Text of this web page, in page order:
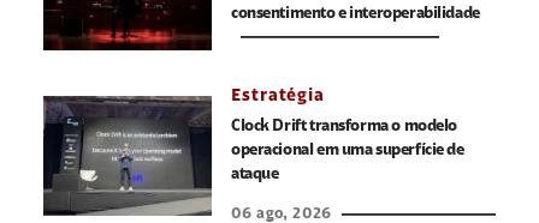
consentimento e interoperabilidade
Estratégia
Clock Drift transforma o modelo
operacional em uma superfície de
ataque
06 ago, 2026